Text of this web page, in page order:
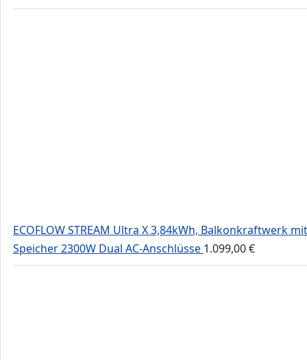
ECOFLOW STREAM Ultra X 3,84kWh, Balkonkraftwerk mit
Speicher 2300W Dual AC-Anschlüsse 1.099,00€